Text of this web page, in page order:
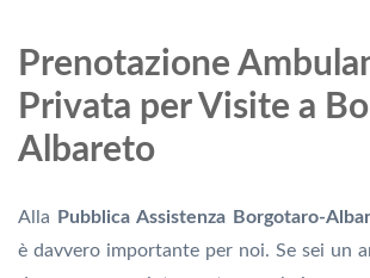
Prenotazione
Privata per Visite a
Albareto
Alla Pubblica Assistenza Borgotaro-
è davvero importante per noi. Se sei un